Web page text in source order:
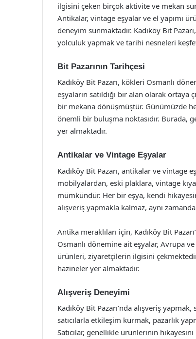
ilgisini çeken birçok aktivite ve mekan
Antikalar, vintage eşyalar ve el yapımı
deneyim sunmaktadır. Kadıköy Bit
yolculuk yapmak ve tarihi nesneleri
Bit Pazarının Tarihçesi
Kadıköy Bit Pazarı, kökleri Osmanlı
eşyaların satıldığı bir alan olarak ortaya
bir mekana dönüşmüştür. Günümüzde
önemli bir buluşma noktasıdır. Burada,
yer almaktadır.
Antikalar ve Vintage Eşyalar
Kadıköy Bit Pazarı, antikalar ve vintage
mobilyalardan, eski plaklara, vintage
mümkündür. Her bir eşya, kendi
alışveriş yapmakla kalmaz, aynı
Antika meraklıları için, Kadıköy Bit
Osmanlı dönemine ait eşyalar, Avrupa ve
ürünleri, ziyaretçilerin ilgisini
hazineler yer almaktadır.
Alışveriş Deneyimi
Kadıköy Bit Pazarı’nda alışveriş
satıcılarla etkileşim kurmak, pazarlık
Satıcılar, genellikle ürünlerinin